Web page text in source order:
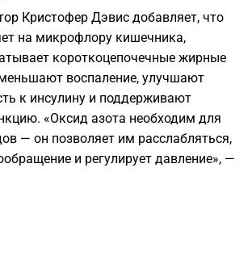
Кристофер Дэвис добавляет, что
на микрофлору кишечника,
короткоцепочечные жирные
воспаление, улучшают
к инсулину и поддерживают
«Оксид азота необходим для
— он позволяет им расслабляться,
и регулирует давление», —